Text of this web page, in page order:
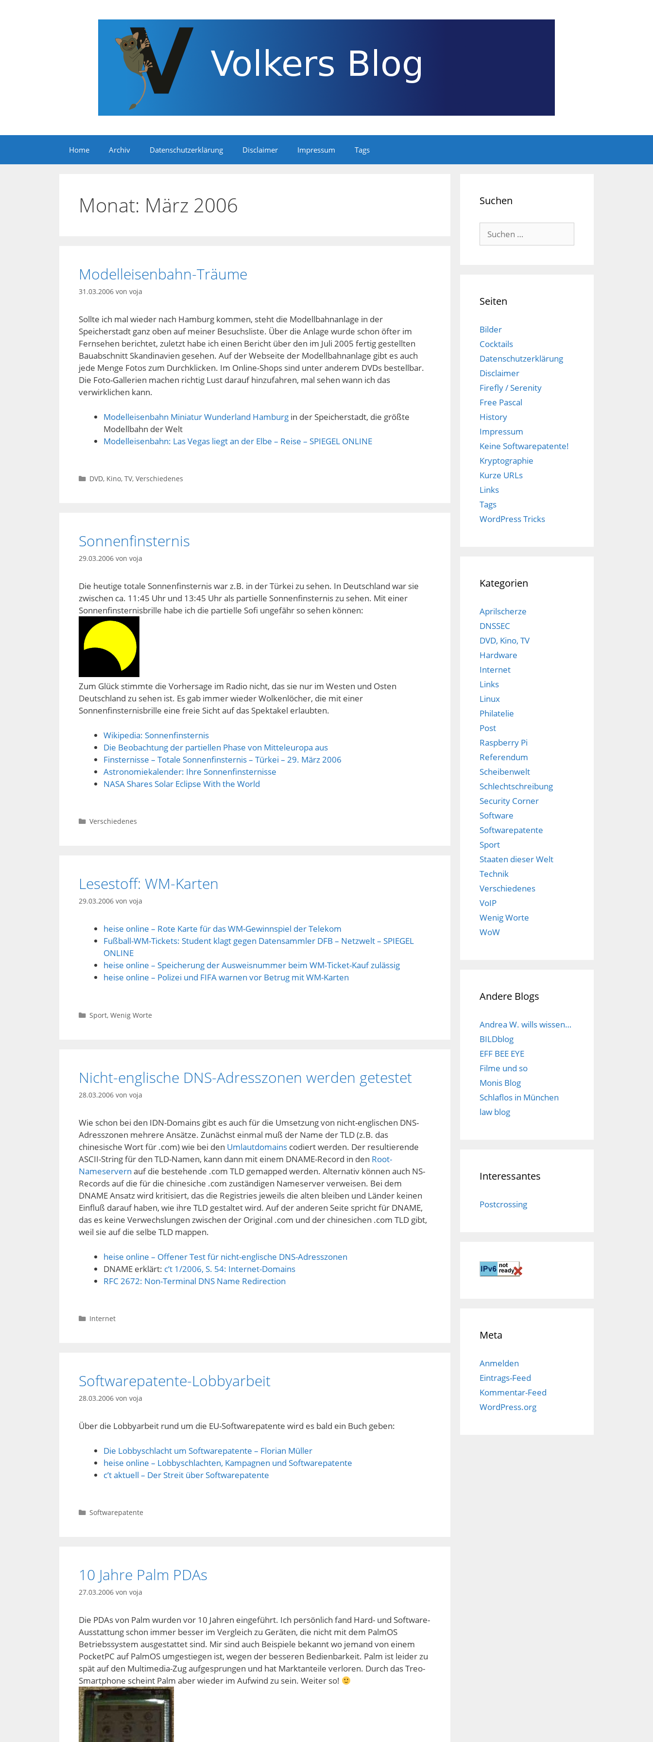
Home Archiv Datenschutzerklärung Disclaimer Impressum Tags
Monat: März 2006
Modelleisenbahn-Träume
31.03.2006 von voja
Sollte ich mal wieder nach Hamburg kommen, steht die Modellbahnanlage in der
Speicherstadt ganz oben auf meiner Besuchsliste. Über die Anlage wurde schon öfter im
Fernsehen berichtet, zuletzt habe ich einen Bericht über den im Juli 2005 fertig gestellten
Bauabschnitt Skandinavien gesehen. Auf der Webseite der Modellbahnanlage gibt es auch
jede Menge Fotos zum Durchklicken. Im Online-Shops sind unter anderem DVDs bestellbar.
Die Foto-Gallerien machen richtig Lust darauf hinzufahren, mal sehen wann ich das
verwirklichen kann.
Modelleisenbahn Miniatur Wunderland Hamburg in der Speicherstadt, die größte
Modellbahn der Welt
Modelleisenbahn: Las Vegas liegt an der Elbe – Reise – SPIEGEL ONLINE
Kategorien
DVD, Kino, TV, Verschiedenes
Sonnenfinsternis
29.03.2006 von voja
Die heutige totale Sonnenfinsternis war z.B. in der Türkei zu sehen. In Deutschland war sie
zwischen ca. 11:45 Uhr und 13:45 Uhr als partielle Sonnenfinsternis zu sehen. Mit einer
Sonnenfinsternisbrille habe ich die partielle Sofi ungefähr so sehen können:
Zum Glück stimmte die Vorhersage im Radio nicht, das sie nur im Westen und Osten
Deutschland zu sehen ist. Es gab immer wieder Wolkenlöcher, die mit einer
Sonnenfinsternisbrille eine freie Sicht auf das Spektakel erlaubten.
Wikipedia: Sonnenfinsternis
Die Beobachtung der partiellen Phase von Mitteleuropa aus
Finsternisse – Totale Sonnenfinsternis – Türkei – 29. März 2006
Astronomiekalender: Ihre Sonnenfinsternisse
NASA Shares Solar Eclipse With the World
Kategorien
Verschiedenes
Lesestoff: WM-Karten
29.03.2006 von voja
heise online – Rote Karte für das WM-Gewinnspiel der Telekom
Fußball-WM-Tickets: Student klagt gegen Datensammler DFB – Netzwelt – SPIEGEL
ONLINE
heise online – Speicherung der Ausweisnummer beim WM-Ticket-Kauf zulässig
heise online – Polizei und FIFA warnen vor Betrug mit WM-Karten
Kategorien
Sport, Wenig Worte
Nicht-englische DNS-Adresszonen werden getestet
28.03.2006 von voja
Wie schon bei den IDN-Domains gibt es auch für die Umsetzung von nicht-englischen DNS-
Adresszonen mehrere Ansätze. Zunächst einmal muß der Name der TLD (z.B. das
chinesische Wort für .com) wie bei den Umlautdomains codiert werden. Der resultierende
ASCII-String für den TLD-Namen, kann dann mit einem DNAME-Record in den Root-
Nameservern auf die bestehende .com TLD gemapped werden. Alternativ können auch NS-
Records auf die für die chinesiche .com zuständigen Nameserver verweisen. Bei dem
DNAME Ansatz wird kritisiert, das die Registries jeweils die alten bleiben und Länder keinen
Einfluß darauf haben, wie ihre TLD gestaltet wird. Auf der anderen Seite spricht für DNAME,
das es keine Verwechslungen zwischen der Original .com und der chinesichen .com TLD gibt,
weil sie auf die selbe TLD mappen.
heise online – Offener Test für nicht-englische DNS-Adresszonen
DNAME erklärt: c’t 1/2006, S. 54: Internet-Domains
RFC 2672: Non-Terminal DNS Name Redirection
Kategorien
Internet
Softwarepatente-Lobbyarbeit
28.03.2006 von voja
Über die Lobbyarbeit rund um die EU-Softwarepatente wird es bald ein Buch geben:
Die Lobbyschlacht um Softwarepatente – Florian Müller
heise online – Lobbyschlachten, Kampagnen und Softwarepatente
c’t aktuell – Der Streit über Softwarepatente
Kategorien
Softwarepatente
10 Jahre Palm PDAs
27.03.2006 von voja
Die PDAs von Palm wurden vor 10 Jahren eingeführt. Ich persönlich fand Hard- und Software-
Ausstattung schon immer besser im Vergleich zu Geräten, die nicht mit dem PalmOS
Betriebssystem ausgestattet sind. Mir sind auch Beispiele bekannt wo jemand von einem
PocketPC auf PalmOS umgestiegen ist, wegen der besseren Bedienbarkeit. Palm ist leider zu
spät auf den Multimedia-Zug aufgesprungen und hat Marktanteile verloren. Durch das Treo-
Smartphone scheint Palm aber wieder im Aufwind zu sein. Weiter so!
Suchen
Suchen
nach:
Seiten
Bilder
Cocktails
Datenschutzerklärung
Disclaimer
Firefly / Serenity
Free Pascal
History
Impressum
Keine Softwarepatente!
Kryptographie
Kurze URLs
Links
Tags
WordPress Tricks
Kategorien
Aprilscherze
DNSSEC
DVD, Kino, TV
Hardware
Internet
Links
Linux
Philatelie
Post
Raspberry Pi
Referendum
Scheibenwelt
Schlechtschreibung
Security Corner
Software
Softwarepatente
Sport
Staaten dieser Welt
Technik
Verschiedenes
VoIP
Wenig Worte
WoW
Andere Blogs
Andrea W. wills wissen…
BILDblog
EFF BEE EYE
Filme und so
Monis Blog
Schlaflos in München
law blog
Interessantes
Postcrossing
Meta
Anmelden
Eintrags-Feed
Kommentar-Feed
WordPress.org